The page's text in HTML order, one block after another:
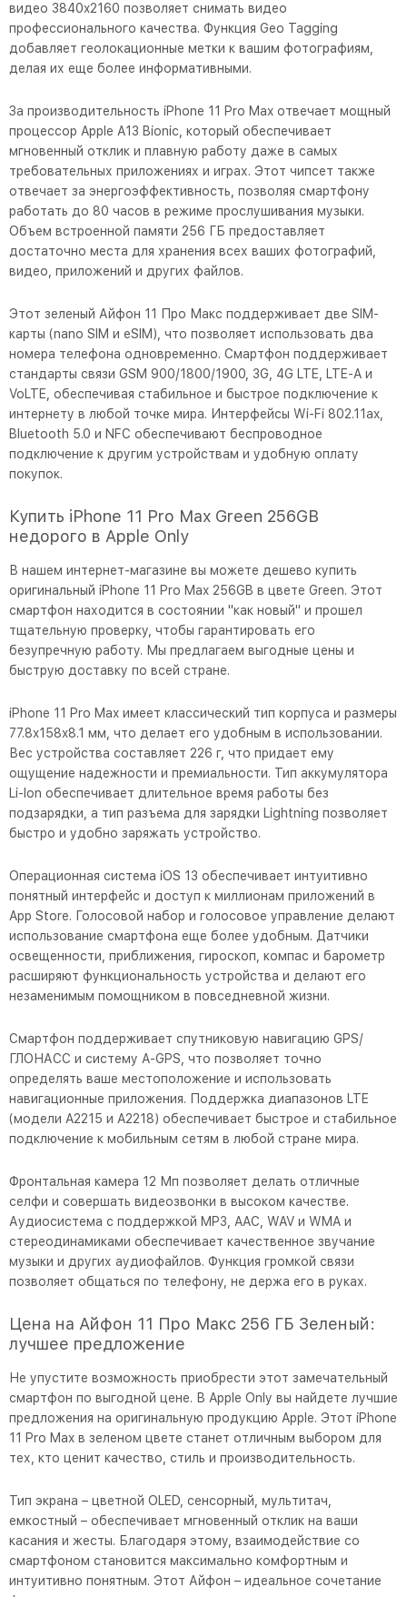
видео 3840x2160 позволяет снимать видео
профессионального качества. Функция Geo Tagging
добавляет геолокационные метки к вашим фотографиям,
делая их еще более информативными.
За производительность iPhone 11 Pro Max отвечает мощный
процессор Apple A13 Bionic, который обеспечивает
мгновенный отклик и плавную работу даже в самых
требовательных приложениях и играх. Этот чипсет также
отвечает за энергоэффективность, позволяя смартфону
работать до 80 часов в режиме прослушивания музыки.
Объем встроенной памяти 256 ГБ предоставляет
достаточно места для хранения всех ваших фотографий,
видео, приложений и других файлов.
Этот зеленый Айфон 11 Про Макс поддерживает две SIM-
карты (nano SIM и eSIM), что позволяет использовать два
номера телефона одновременно. Смартфон поддерживает
стандарты связи GSM 900/1800/1900, 3G, 4G LTE, LTE-A и
VoLTE, обеспечивая стабильное и быстрое подключение к
интернету в любой точке мира. Интерфейсы Wi-Fi 802.11ax,
Bluetooth 5.0 и NFC обеспечивают беспроводное
подключение к другим устройствам и удобную оплату
покупок.
Купить iPhone 11 Pro Max Green 256GB
недорого в Apple Only
В нашем интернет-магазине вы можете дешево купить
оригинальный iPhone 11 Pro Max 256GB в цвете Green. Этот
смартфон находится в состоянии "как новый" и прошел
тщательную проверку, чтобы гарантировать его
безупречную работу. Мы предлагаем выгодные цены и
быструю доставку по всей стране.
iPhone 11 Pro Max имеет классический тип корпуса и размеры
77.8x158x8.1 мм, что делает его удобным в использовании.
Вес устройства составляет 226 г, что придает ему
ощущение надежности и премиальности. Тип аккумулятора
Li-Ion обеспечивает длительное время работы без
подзарядки, а тип разъема для зарядки Lightning позволяет
быстро и удобно заряжать устройство.
Операционная система iOS 13 обеспечивает интуитивно
понятный интерфейс и доступ к миллионам приложений в
App Store. Голосовой набор и голосовое управление делают
использование смартфона еще более удобным. Датчики
освещенности, приближения, гироскоп, компас и барометр
расширяют функциональность устройства и делают его
незаменимым помощником в повседневной жизни.
Смартфон поддерживает спутниковую навигацию GPS/
ГЛОНАСС и систему A-GPS, что позволяет точно
определять ваше местоположение и использовать
навигационные приложения. Поддержка диапазонов LTE
(модели A2215 и A2218) обеспечивает быстрое и стабильное
подключение к мобильным сетям в любой стране мира.
Фронтальная камера 12 Мп позволяет делать отличные
селфи и совершать видеозвонки в высоком качестве.
Аудиосистема с поддержкой MP3, AAC, WAV и WMA и
стереодинамиками обеспечивает качественное звучание
музыки и других аудиофайлов. Функция громкой связи
позволяет общаться по телефону, не держа его в руках.
Цена на Айфон 11 Про Макс 256 ГБ Зеленый:
лучшее предложение
Не упустите возможность приобрести этот замечательный
смартфон по выгодной цене. В Apple Only вы найдете лучшие
предложения на оригинальную продукцию Apple. Этот iPhone
11 Pro Max в зеленом цвете станет отличным выбором для
тех, кто ценит качество, стиль и производительность.
Тип экрана – цветной OLED, сенсорный, мультитач,
емкостный – обеспечивает мгновенный отклик на ваши
касания и жесты. Благодаря этому, взаимодействие со
смартфоном становится максимально комфортным и
интуитивно понятным. Этот Айфон – идеальное сочетание